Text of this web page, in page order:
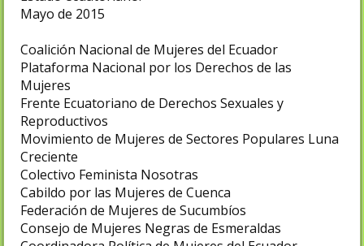
Mayo de 2015
Coalición Nacional de Mujeres del Ecuador
Plataforma Nacional por los Derechos de las
Mujeres
Frente Ecuatoriano de Derechos Sexuales y
Reproductivos
Movimiento de Mujeres de Sectores Populares Luna
Creciente
Colectivo Feminista Nosotras
Cabildo por las Mujeres de Cuenca
Federación de Mujeres de Sucumbíos
Consejo de Mujeres Negras de Esmeraldas